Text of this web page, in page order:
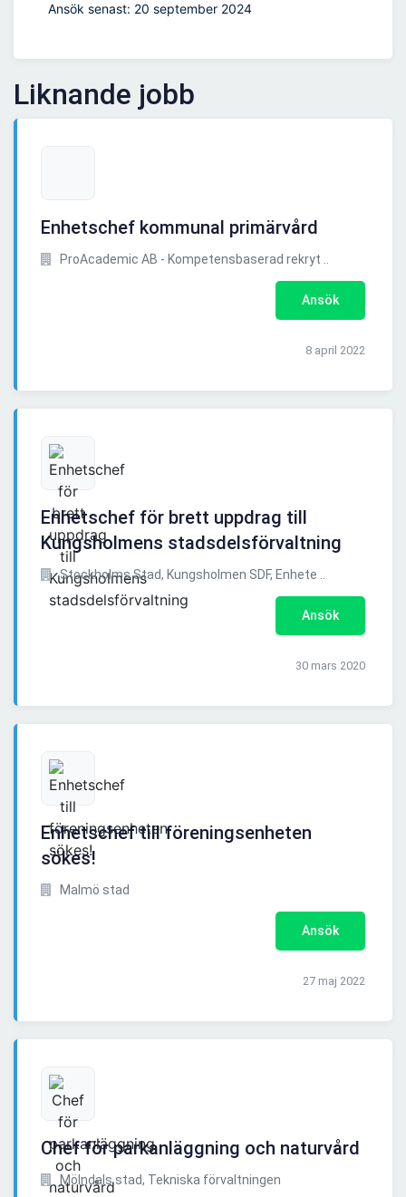
Ansök senast: 20 september 2024
Liknande jobb
Enhetschef kommunal primärvård
ProAcademic AB - Kompetensbaserad rekryt ..
Ansök
8 april 2022
Enhetschef för brett uppdrag till
Kungsholmens stadsdelsförvaltning
Stockholms Stad, Kungsholmen SDF, Enhete ..
Ansök
30 mars 2020
Enhetschef till föreningsenheten
sökes!
Malmö stad
Ansök
27 maj 2022
Chef för parkanläggning och naturvård
Mölndals stad, Tekniska förvaltningen